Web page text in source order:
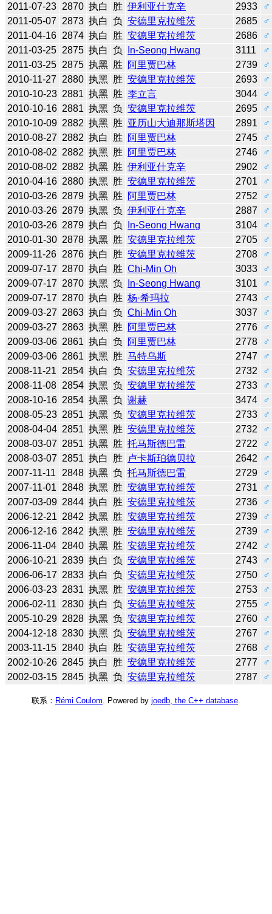
2011-07-23 2870 执白 胜 伊利亚什克辛 2933
♂
2011-05-07
2873 执白 负 安德里克拉维茨 2685
♂
2011-04-16 2874 执白 胜 安德里克拉维茨 2686
♂
2011-03-25 2875 执白 负 In-Seong Hwang 3111
♂
2011-03-25 2875 执黑 胜 阿里贾巴林 2739
♂
2010-11-27
2880 执黑 胜 安德里克拉维茨 2693
♂
2010-10-23 2881 执黑 胜 李立言 3044
♂
2010-10-16 2881 执黑 负 安德里克拉维茨 2695
♂
2010-10-09 2882 执黑 胜 亚历山大迪那斯塔因 2891
♂
2010-08-27 2882 执白 胜 阿里贾巴林 2745
♂
2010-08-02 2882 执黑 胜 阿里贾巴林 2746
♂
2010-08-02 2882 执黑 胜 伊利亚什克辛 2902
♂
2010-04-16 2880 执黑 胜 安德里克拉维茨 2701
♂
2010-03-26 2879 执黑 胜 阿里贾巴林 2752
♂
2010-03-26 2879 执黑 负 伊利亚什克辛 2887
♂
2010-03-26 2879 执白 负 In-Seong Hwang 3104
♂
2010-01-30 2878 执黑 胜 安德里克拉维茨 2705
♂
2009-11-26 2876 执白 胜 安德里克拉维茨 2708
♂
2009-07-17 2870 执白 胜 Chi-Min Oh 3033
♂
2009-07-17 2870 执黑 负 In-Seong Hwang 3101
♂
2009-07-17 2870 执白 胜 杨·希玛拉 2743
♂
2009-03-27 2863 执白 负 Chi-Min Oh 3037
♂
2009-03-27 2863 执黑 胜 阿里贾巴林 2776
♂
2009-03-06 2861 执白 负 阿里贾巴林 2778
♂
2009-03-06 2861 执黑 胜 马特乌斯 2747
♂
2008-11-21
2854 执白 负 安德里克拉维茨 2732
♂
2008-11-08 2854 执黑 负 安德里克拉维茨 2733
♂
2008-10-16 2854 执黑 负 谢赫 3474
♂
2008-05-23 2851 执黑 负 安德里克拉维茨 2733
♂
2008-04-04 2851 执黑 胜 安德里克拉维茨 2732
♂
2008-03-07 2851 执黑 胜 托马斯德巴雷 2722
♂
2008-03-07 2851 执白 胜 卢卡斯珀德贝拉 2642
♂
2007-11-11
2848 执黑 负 托马斯德巴雷 2729
♂
2007-11-01
2848 执黑 胜 安德里克拉维茨 2731
♂
2007-03-09 2844 执白 胜 安德里克拉维茨 2736
♂
2006-12-21 2842 执黑 胜 安德里克拉维茨 2739
♂
2006-12-16 2842 执黑 胜 安德里克拉维茨 2739
♂
2006-11-04 2840 执黑 胜 安德里克拉维茨 2742
♂
2006-10-21 2839 执白 负 安德里克拉维茨 2743
♂
2006-06-17 2833 执白 负 安德里克拉维茨 2750
♂
2006-03-23 2831 执黑 胜 安德里克拉维茨 2753
♂
2006-02-11
2830 执白 负 安德里克拉维茨 2755
♂
2005-10-29 2828 执黑 负 安德里克拉维茨 2760
♂
2004-12-18 2830 执黑 负 安德里克拉维茨 2767
♂
2003-11-15 2840 执白 胜 安德里克拉维茨 2768
♂
2002-10-26 2845 执白 胜 安德里克拉维茨 2777
♂
2002-03-15 2845 执黑 负 安德里克拉维茨 2787 ♂
联系： Rémi Coulom . Powered by joedb, the C++ database